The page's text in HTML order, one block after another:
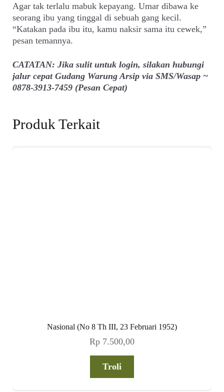
Agar tak terlalu mabuk kepayang. Umar dibawa ke
seorang ibu yang tinggal di sebuah gang kecil.
“Katakan pada ibu itu, kamu naksir sama itu cewek,”
pesan temannya.
CATATAN: Jika sulit untuk login, silakan hubungi
jalur cepat Gudang Warung Arsip via SMS/Wasap ~
0878-3913-7459 (Pesan Cepat)
Produk Terkait
Nasional (No 8 Th III, 23 Februari 1952)
Rp 7.500,00
Troli